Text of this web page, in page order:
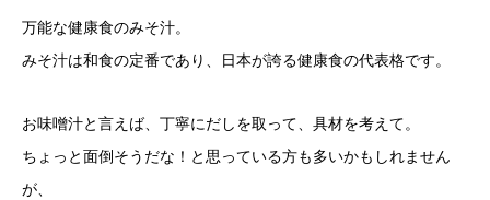
万能な健康食のみそ汁。
みそ汁は和食の定番であり、日本が誇る健康食の代表格です。
お味噌汁と言えば、丁寧にだしを取って、具材を考えて。
ちょっと面倒そうだな！と思っている方も多いかもしれません
が、